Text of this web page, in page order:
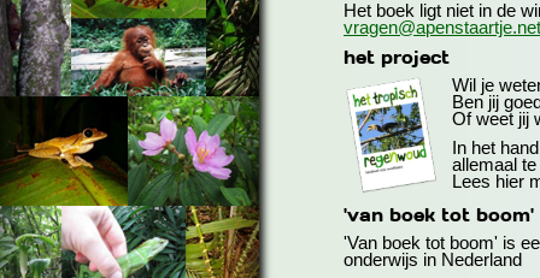
Het boek ligt niet in de
vragen@apenstaartje.net
het project
Wil je
Ben jij
Of weet jij
In het
allemaal
Lees hier
'van boek tot boom'
'Van boek tot boom' is
onderwijs in Nederland